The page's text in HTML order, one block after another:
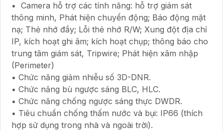
• Camera hỗ trợ các tính năng: hỗ trợ giám sát
thông minh, Phát hiện chuyển động; Báo động mặt
nạ; Thẻ nhớ đầy; Lỗi thẻ nhớ R/W; Xung đột địa chỉ
IP, kích hoạt ghi âm; kích hoạt chụp; thông báo cho
trung tâm giám sát, Tripwire; Phát hiện xâm nhập
(Perimeter)
• Chức năng giảm nhiễu số 3D-DNR.
• Chức năng bù ngược sáng BLC, HLC.
• Chức năng chống ngược sáng thực DWDR.
• Tiêu chuẩn chống thấm nước và bụi: IP66 (thích
hợp sử dụng trong nhà và ngoài trời).